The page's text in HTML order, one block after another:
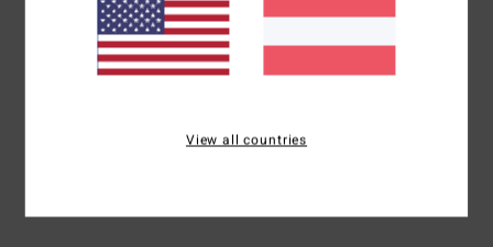
Verschluss:Schnürung vorne
Logo:Metallplakette
View all countries